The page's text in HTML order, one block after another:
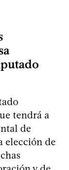
tendrá a
de
elección de